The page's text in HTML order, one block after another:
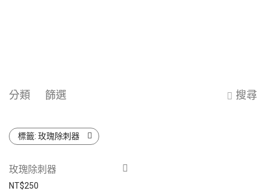
分類 篩選 搜尋
標籤: 玫瑰除刺器
玫瑰除刺器
NT$250